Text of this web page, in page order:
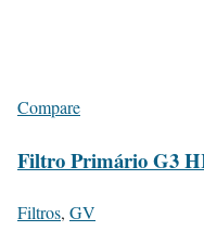
Compare
Filtro Primário G3
Filtros, GV